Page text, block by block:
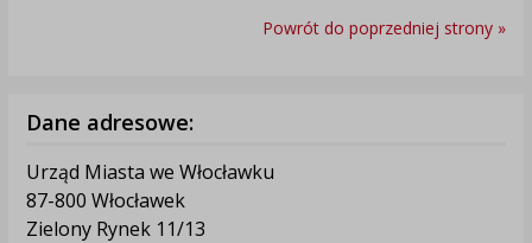
Powrót do poprzedniej strony »
Dane adresowe:
Urząd Miasta we Włocławku
87-800 Włocławek
Zielony Rynek 11/13